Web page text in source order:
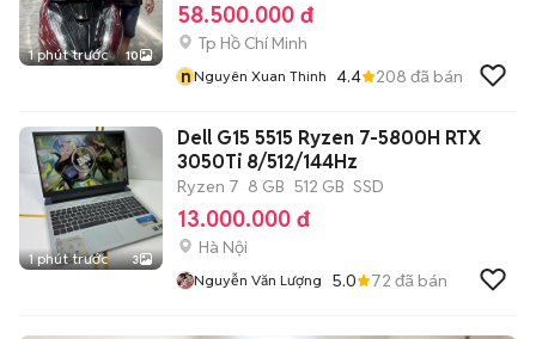
1 phút trước 10
58.500.000 đ
Tp Hồ Chí Minh
nNguyên Xuan Thinh 4.4 208 đã bán
1 phút trước 3
Dell G15 5515 Ryzen 7-5800H RTX
3050Ti 8/512/144Hz
Ryzen 7 8 GB 512 GB SSD
13.000.000 đ
Hà Nội
Nguyễn Văn Lượng 5.0 72 đã bán